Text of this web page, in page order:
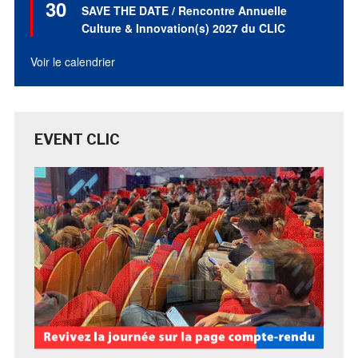
30
en
avant
SAVE THE DATE / Rencontre Annuelle
Culture & Innovation(s) 2027 du CLIC
Voir le calendrier
EVENT CLIC